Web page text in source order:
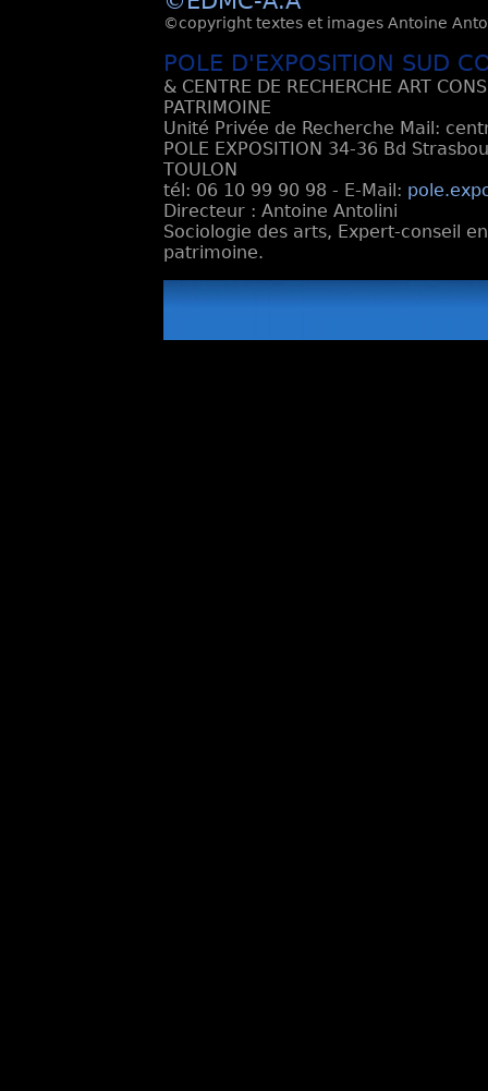
©copyright textes et images Antoine
POLE D'EXPOSITION SUD
& CENTRE DE RECHERCHE ART
PATRIMOINE
Unité Privée de Recherche Mail:
POLE EXPOSITION 34-36 Bd
TOULON
tél: 06 10 99 90 98 - E-Mail:
Directeur : Antoine Antolini
Sociologie des arts, Expert-conseil
patrimoine.